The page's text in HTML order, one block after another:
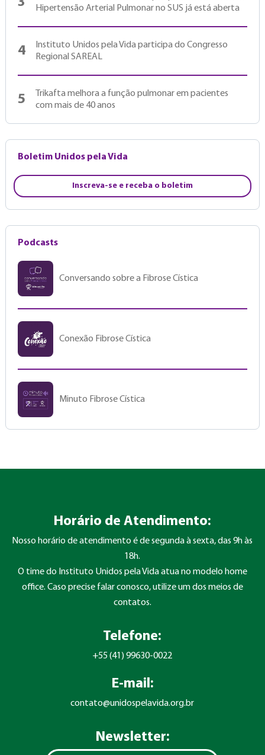
Hipertensão Arterial Pulmonar no SUS já está aberta
4
Instituto Unidos pela Vida participa do Congresso
Regional SAREAL
5
Trikafta melhora a função pulmonar em pacientes
com mais de 40 anos
Boletim Unidos pela Vida
Inscreva-se e receba o boletim
Podcasts
Conversando sobre a Fibrose Cística
Conexão Fibrose Cística
Minuto Fibrose Cística
Horário de Atendimento:
Nosso horário de atendimento é de segunda à sexta, das 9h às
18h.
O time do Instituto Unidos pela Vida atua no modelo home
office. Caso precise falar conosco, utilize um dos meios de
contatos.
Telefone:
+55 (41) 99630-0022
E-mail:
contato@unidospelavida.org.br
Newsletter: